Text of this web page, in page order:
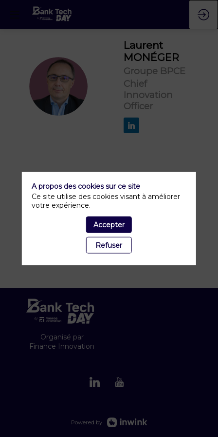
LM
Laurent
MONÉGER
Groupe BPCE
Chief
Innovation
Officer
Organisé par
Finance Innovation
Powered by
A propos des cookies sur ce site
Ce site utilise des cookies visant à améliorer
votre expérience.
Accepter
Refuser